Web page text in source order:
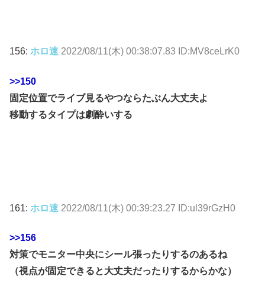
156: ホロ速 2022/08/11(木) 00:38:07.83 ID:MV8ceLrK0
>>150
固定位置でライブ見るやつならたぶん大丈夫よ
移動するタイプは劇酔いする
161: ホロ速 2022/08/11(木) 00:39:23.27 ID:ul39rGzH0
>>156
対策でモニター中央にシール張ったりするのあるね
（視点が固定できると大丈夫だったりするからかな）